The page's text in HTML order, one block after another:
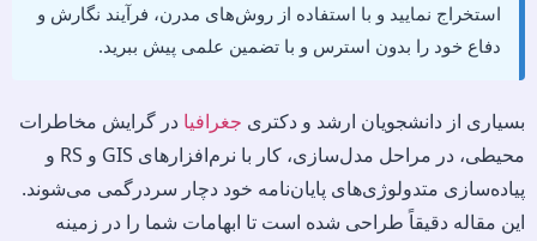
استخراج نمایید و با استفاده از روش‌های مدرن، فرآیند نگارش و
دفاع خود را بدون استرس و با تضمین علمی پیش ببرید.
بسیاری از دانشجویان ارشد و دکتری جغرافیا در گرایش مخاطرات
محیطی، در مراحل مدل‌سازی، کار با نرم‌افزارهای GIS و RS و
پیاده‌سازی متدولوژی‌های پایان‌نامه خود دچار سردرگمی می‌شوند.
این مقاله دقیقاً طراحی شده است تا ابهامات شما را در زمینه